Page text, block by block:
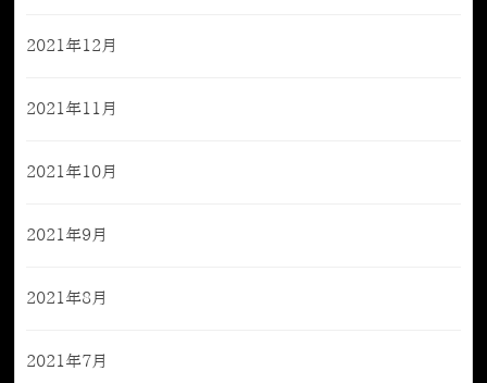
2021年12月
2021年11月
2021年10月
2021年9月
2021年8月
2021年7月